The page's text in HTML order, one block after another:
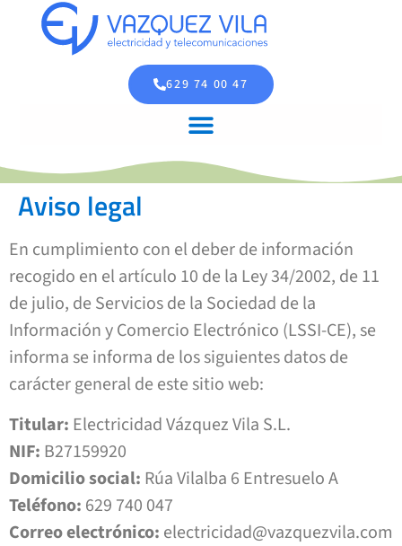
629 74 00 47
Aviso legal
En cumplimiento con el deber de información
recogido en el artículo 10 de la Ley 34/2002, de 11
de julio, de Servicios de la Sociedad de la
Información y Comercio Electrónico (LSSI-CE), se
informa se informa de los siguientes datos de
carácter general de este sitio web:
Titular: Electricidad Vázquez Vila S.L.
NIF: B27159920
Domicilio social: Rúa Vilalba 6 Entresuelo A
Teléfono: 629 740 047
Correo electrónico: electricidad@vazquezvila.com